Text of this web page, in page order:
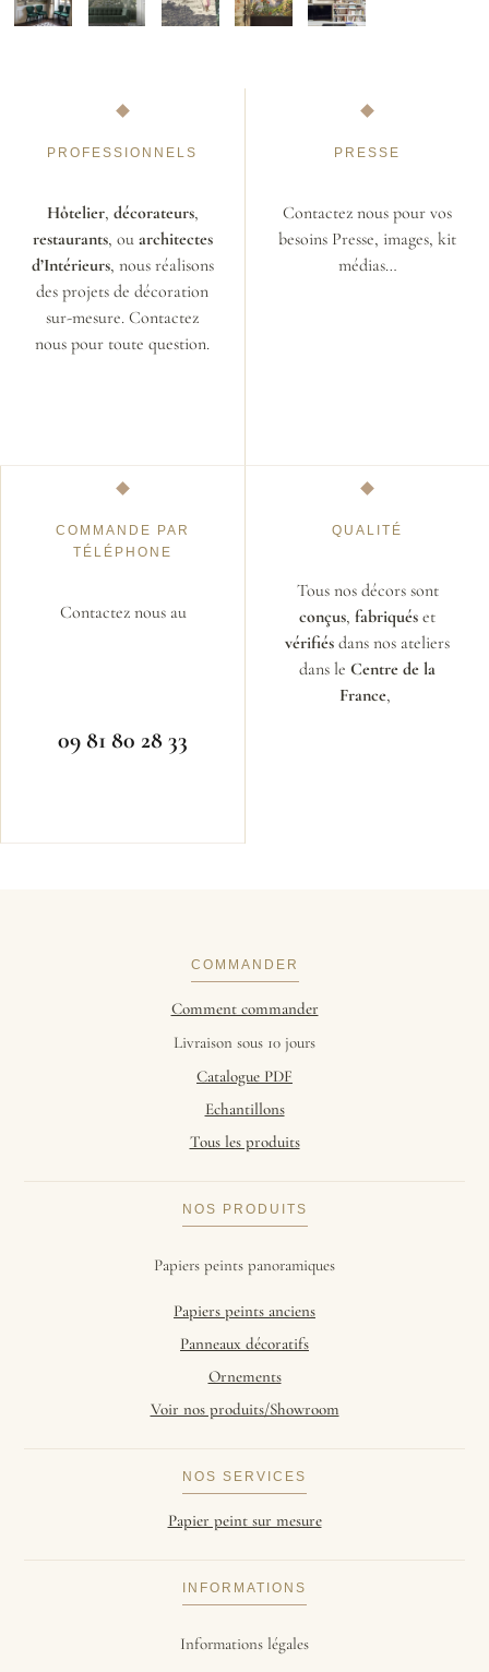
PROFESSIONNELS
Hôtelier, décorateurs,
restaurants, ou architectes
d’Intérieurs, nous réalisons
des projets de décoration
sur-mesure. Contactez
nous pour toute question.
PRESSE
Contactez nous pour vos
besoins Presse, images, kit
médias…
COMMANDE PAR
TÉLÉPHONE
Contactez nous au
09 81 80 28 33
QUALITÉ
Tous nos décors sont
conçus, fabriqués et
vérifiés dans nos ateliers
dans le Centre de la
France,
COMMANDER
Comment commander
Livraison sous 10 jours
Catalogue PDF
Echantillons
Tous les produits
NOS PRODUITS
Papiers peints panoramiques
Papiers peints anciens
Panneaux décoratifs
Ornements
Voir nos produits/Showroom
NOS SERVICES
Papier peint sur mesure
INFORMATIONS
Informations légales